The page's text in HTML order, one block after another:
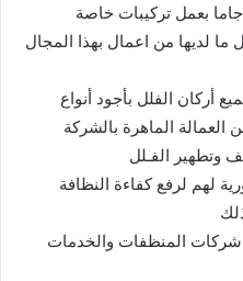
بعمل تركيبات خاصة
ما لديها من اعمال بهذا المجال
أركان الفلل بأجود أنواع
العمالة الماهرة بالشركة
وتطهير الفـلل
لهم لرفع كفاءة النظافة
المنظفات والخدمات